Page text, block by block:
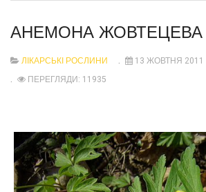
АНЕМОНА ЖОВТЕЦЕВА
ЛІКАРСЬКІ РОСЛИНИ
13 ЖОВТНЯ 2011
ПЕРЕГЛЯДИ: 11935